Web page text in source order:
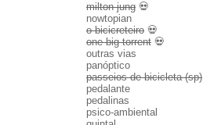
milton jung 💀
nowtopian
o bicicreteiro 💀
one big torrent 💀
outras vias
panóptico
passeios de bicicleta (sp)
pedalante
pedalinas
psico-ambiental